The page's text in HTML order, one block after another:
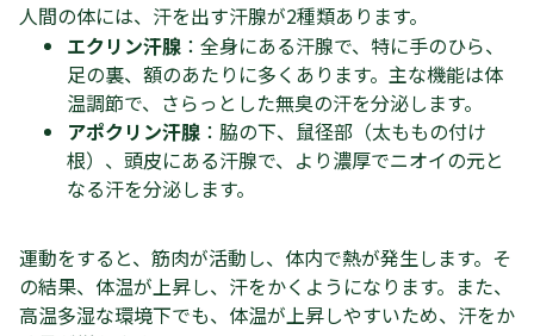
人間の体には、汗を出す汗腺が2種類あります。
エクリン汗腺 ：全身にある汗腺で、特に手のひら、
足の裏、額のあたりに多くあります。主な機能は体
温調節で、さらっとした無臭の汗を分泌します。
アポクリン汗腺 ：脇の下、鼠径部（太ももの付け
根）、頭皮にある汗腺で、より濃厚でニオイの元と
なる汗を分泌します。
運動をすると、筋肉が活動し、体内で熱が発生します。そ
の結果、体温が上昇し、汗をかくようになります。また、
高温多湿な環境下でも、体温が上昇しやすいため、汗をか